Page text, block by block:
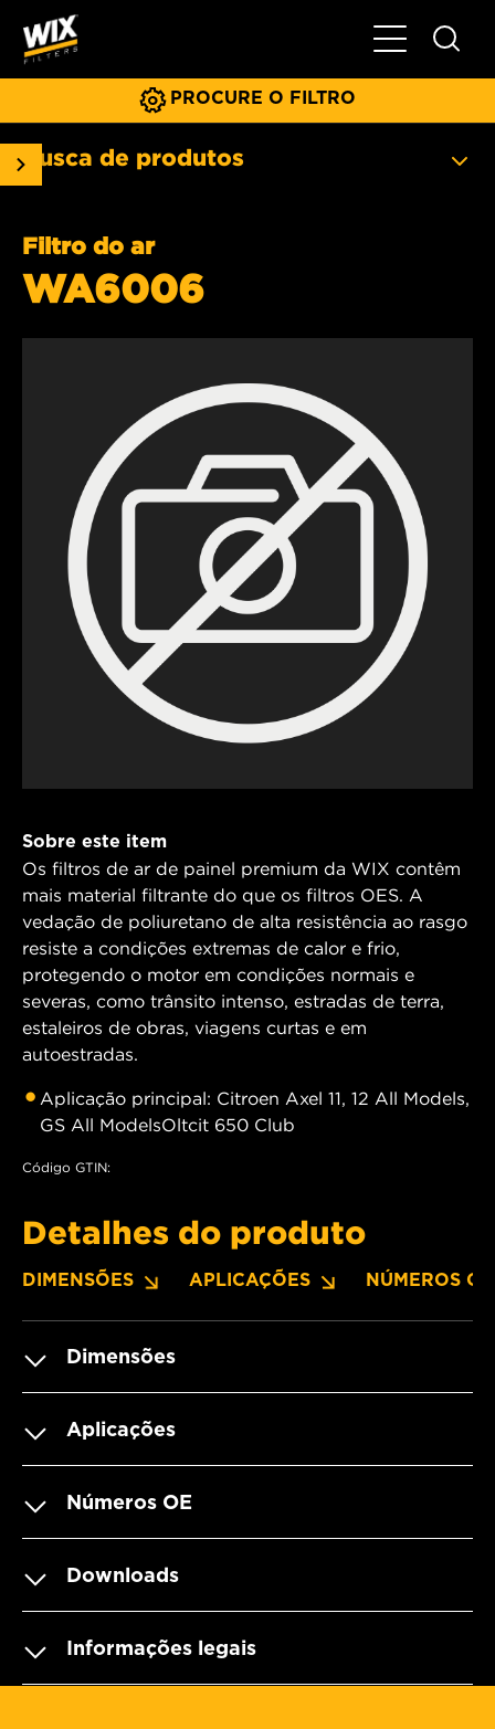
Menu
PROCURE O FILTRO
Busca de produtos
Filtro do ar
WA6006
Sobre este item
Os filtros de ar de painel premium da WIX contêm
mais material filtrante do que os filtros OES. A
vedação de poliuretano de alta resistência ao rasgo
resiste a condições extremas de calor e frio,
protegendo o motor em condições normais e
severas, como trânsito intenso, estradas de terra,
estaleiros de obras, viagens curtas e em
autoestradas.
Aplicação principal: Citroen Axel 11, 12 All Models,
GS All ModelsOltcit 650 Club
Código GTIN:
Detalhes do produto
DIMENSÕES APLICAÇÕES NÚMEROS OE
Dimensões
Aplicações
Números OE
Downloads
Informações legais